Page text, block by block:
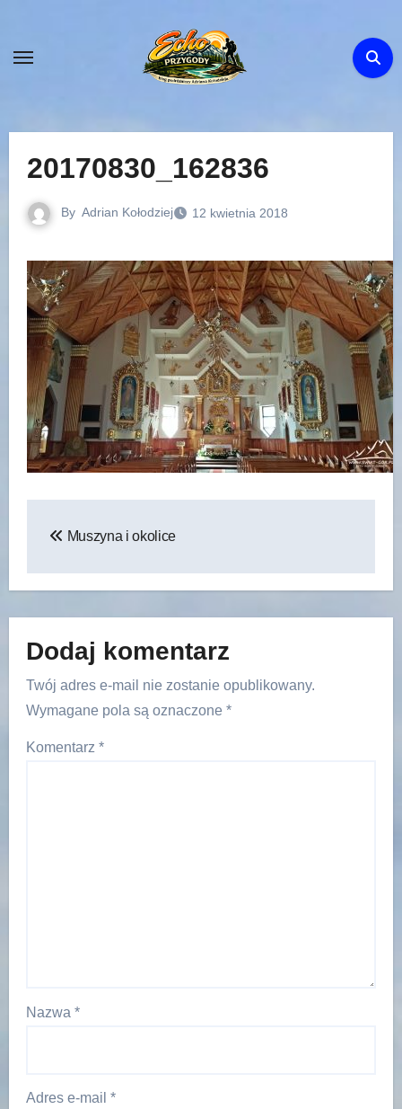
content
20170830_162836
By Adrian Kołodziej 12 kwietnia 2018
wpisu
Muszyna i okolice
Dodaj komentarz
Twój adres e-mail nie zostanie opublikowany.
Wymagane pola są oznaczone *
Komentarz *
Nazwa *
Adres e-mail *